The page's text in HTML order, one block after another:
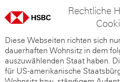
Rechtliche
Diese Webseiten richten sich
dauerhaften Wohnsitz in dem
auszuwählenden Staat haben.
für US-amerikanische